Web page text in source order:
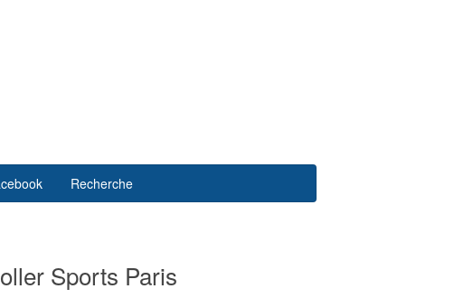
Recherche
Sports Paris